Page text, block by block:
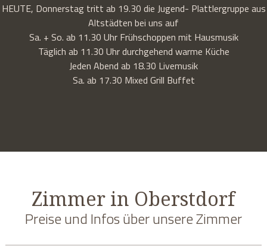
HEUTE, Donnerstag tritt ab 19.30 die Jugend- Plattlergruppe aus
Altstädten bei uns auf
Sa. + So. ab 11.30 Uhr Frühschoppen mit Hausmusik
Täglich ab 11.30 Uhr durchgehend warme Küche
Jeden Abend ab 18.30 Livemusik
Sa. ab 17.30 Mixed Grill Buffet
Zimmer in Oberstdorf
Preise und Infos über unsere Zimmer